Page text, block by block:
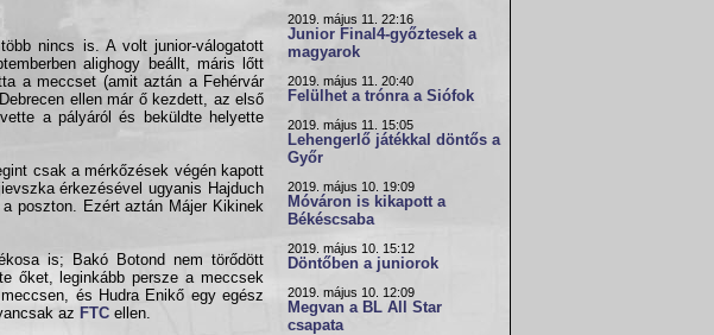
nincs is. A volt junior-válogatott
alighogy beállt, máris lőtt
a meccset (amit aztán a Fehérvár
ellen már ő kezdett, az első
a pályáról és beküldte helyette
csak a mérkőzések végén kapott
érkezésével ugyanis Hajduch
poszton. Ezért aztán Májer Kikinek
is; Bakó Botond nem törődött
őket, leginkább persze a meccsek
és Hudra Enikő egy egész
az FTC ellen.
2019. május 11. 22:16
Junior Final4-győztesek a
magyarok
2019. május 11. 20:40
Felülhet a trónra a Siófok
2019. május 11. 15:05
Lehengerlő játékkal döntős a
Győr
2019. május 10. 19:09
Móváron is kikapott a
Békéscsaba
2019. május 10. 15:12
Döntőben a juniorok
2019. május 10. 12:09
Megvan a BL All Star
csapata